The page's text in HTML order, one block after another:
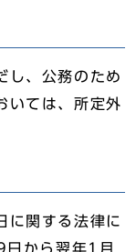
し、公務のため
いては、所定外
に関する法律に
から翌年1月